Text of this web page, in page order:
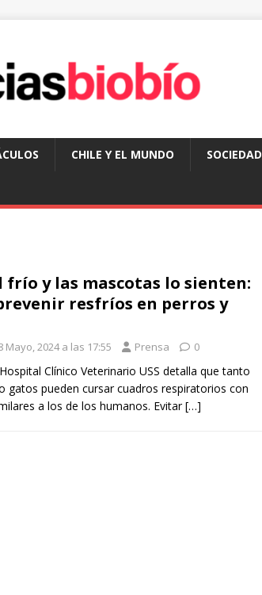
CHILE Y EL MUNDO SOCIEDAD
frío y las mascotas lo sienten:
resfríos en perros y
Mayo, 2024 a las 17:55 Prensa 0
Clínico Veterinario USS detalla que tanto
gatos pueden cursar cuadros respiratorios con
a los de los humanos. Evitar[…]